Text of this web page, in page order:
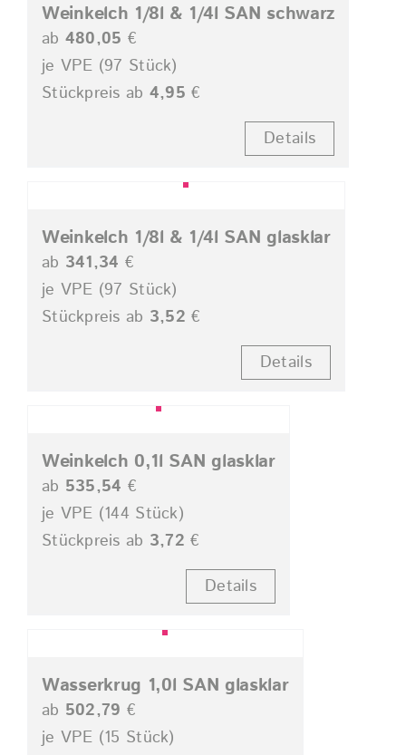
Weinkelch 1/8l & 1/4l SAN schwarz
ab 480,05 €
je VPE (97 Stück)
Stückpreis ab 4,95 €
Details
Weinkelch 1/8l & 1/4l SAN glasklar
ab 341,34 €
je VPE (97 Stück)
Stückpreis ab 3,52 €
Details
Weinkelch 0,1l SAN glasklar
ab 535,54 €
je VPE (144 Stück)
Stückpreis ab 3,72 €
Details
Wasserkrug 1,0l SAN glasklar
ab 502,79 €
je VPE (15 Stück)